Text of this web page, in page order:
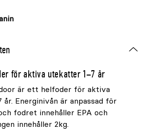
för aktiva utekatter 1–7 år
är ett helfoder för aktiva
Energinivån är anpassad för
fodret innehåller EPA och
innehåller 2kg.